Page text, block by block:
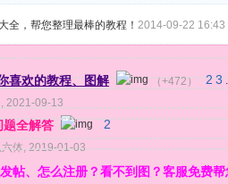
全，帮您整理最棒的教程！ 2014-09-22 16:43
喜欢的教程、图解 （+472） 23
2021-09-13
题全解答 2
六体,2019-01-03
帖、怎么注册？看不到图？客服免费